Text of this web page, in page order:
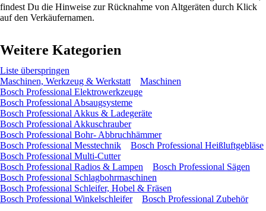
findest Du die Hinweise zur Rücknahme von Altgeräten durch Klick
auf den Verkäufernamen.
Weitere Kategorien
Liste überspringen
Maschinen, Werkzeug & Werkstatt
Maschinen
Bosch Professional Elektrowerkzeuge
Bosch Professional Absaugsysteme
Bosch Professional Akkus & Ladegeräte
Bosch Professional Akkuschrauber
Bosch Professional Bohr- Abbruchhämmer
Bosch Professional Messtechnik
Bosch Professional Heißluftgebläse
Bosch Professional Multi-Cutter
Bosch Professional Radios & Lampen
Bosch Professional Sägen
Bosch Professional Schlagbohrmaschinen
Bosch Professional Schleifer, Hobel & Fräsen
Bosch Professional Winkelschleifer
Bosch Professional Zubehör